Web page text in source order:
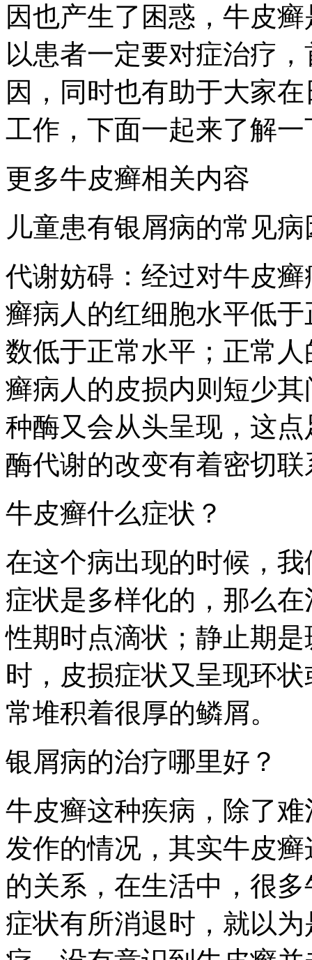
因也产生了困惑，牛皮
以患者一定要对症治疗
因，同时也有助于大家
工作，下面一起来了解一
更多牛皮癣相关内容
儿童患有银屑病的常见病
代谢妨碍：经过对牛皮
癣病人的红细胞水平低
数低于正常水平；正常
癣病人的皮损内则短少
种酶又会从头呈现，这
酶代谢的改变有着密切联
牛皮癣什么症状？
在这个病出现的时候，
症状是多样化的，那么
性期时点滴状；静止期
时，皮损症状又呈现环
常堆积着很厚的鳞屑。
银屑病的治疗哪里好？
牛皮癣这种疾病，除了
发作的情况，其实牛皮
的关系，在生活中，很
症状有所消退时，就以